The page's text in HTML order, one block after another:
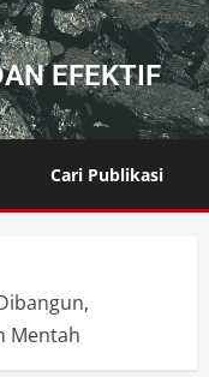
EFEKTIF
Cari Publikasi
Mentah